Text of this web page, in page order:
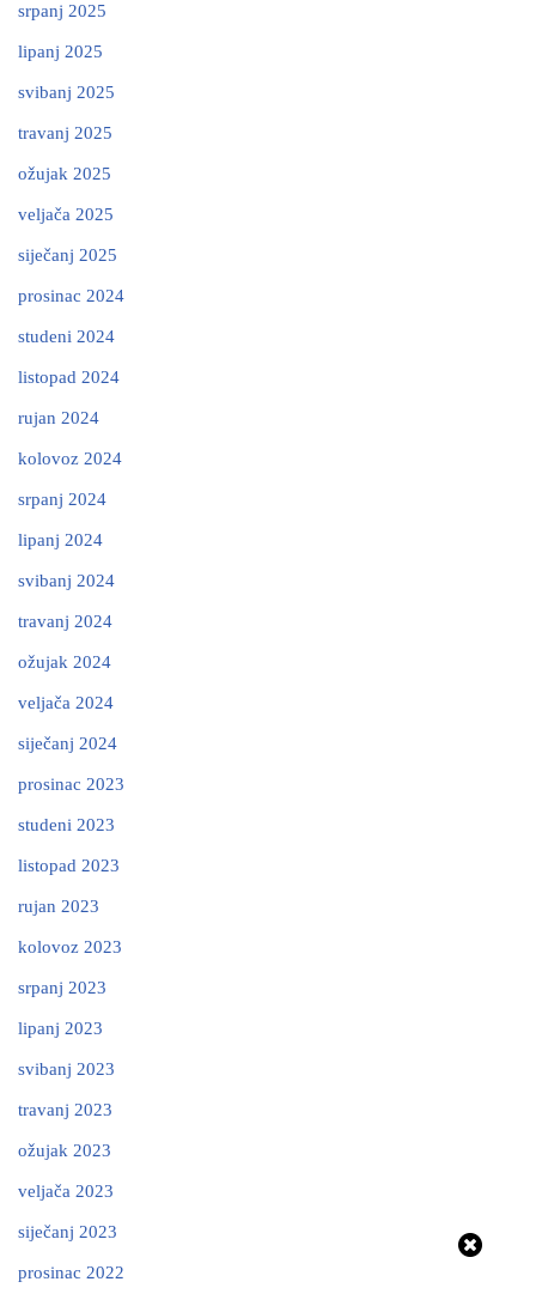
srpanj 2025
lipanj 2025
svibanj 2025
travanj 2025
ožujak 2025
veljača 2025
siječanj 2025
prosinac 2024
studeni 2024
listopad 2024
rujan 2024
kolovoz 2024
srpanj 2024
lipanj 2024
svibanj 2024
travanj 2024
ožujak 2024
veljača 2024
siječanj 2024
prosinac 2023
studeni 2023
listopad 2023
rujan 2023
kolovoz 2023
srpanj 2023
lipanj 2023
svibanj 2023
travanj 2023
ožujak 2023
veljača 2023
siječanj 2023
prosinac 2022